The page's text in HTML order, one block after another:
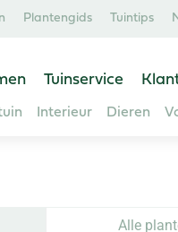
Plantengids Tuintips
Tuinservice
Interieur Dieren
Alle